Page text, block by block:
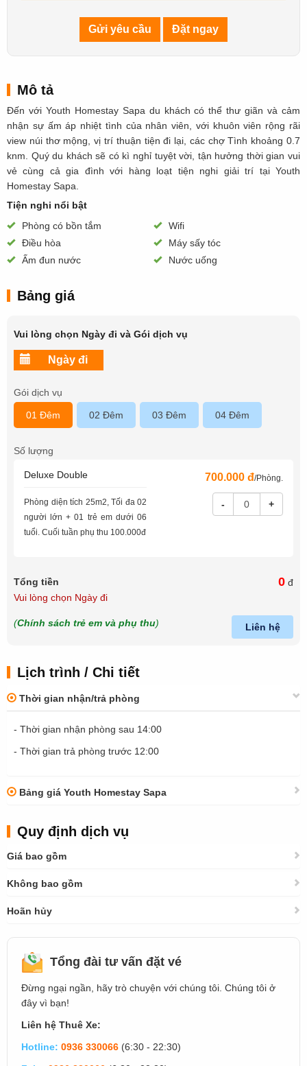
Gửi yêu cầu Đặt ngay
Mô tả
Đến với Youth Homestay Sapa du khách có thể thư giãn và cảm
nhận sự ấm áp nhiệt tình của nhân viên, với khuôn viên rộng rãi
view núi thơ mộng, vị trí thuận tiện đi lại, các chợ Tình khoảng 0.7
knm. Quý du khách sẽ có kì nghỉ tuyệt vời, tận hưởng thời gian vui
vẻ cùng cả gia đình với hàng loạt tiện nghi giải trí tại Youth
Homestay Sapa.
Tiện nghi nổi bật
Phòng có bồn tắm
Wifi
Điều hòa
Máy sấy tóc
Ấm đun nước
Nước uống
Bảng giá
Vui lòng chọn Ngày đi và Gói dịch vụ
Gói dịch vụ
01 Đêm 02 Đêm 03 Đêm 04 Đêm
Số lượng
Deluxe Double
Phòng diện tích 25m2, Tối đa 02
người lớn + 01 trẻ em dưới 06
tuổi. Cuối tuần phụ thu 100.000đ
700.000 đ/Phòng.
- +
Tổng tiền 0 đ
Vui lòng chọn Ngày đi
(Chính sách trẻ em và phụ thu) Liên hệ
Lịch trình / Chi tiết
Thời gian nhận/trả phòng
- Thời gian nhận phòng sau 14:00
- Thời gian trả phòng trước 12:00
Bảng giá Youth Homestay Sapa
Quy định dịch vụ
Giá bao gồm
Không bao gồm
Hoãn hủy
Tổng đài tư vấn đặt vé
Đừng ngại ngần, hãy trò chuyện với chúng tôi. Chúng tôi ở
đây vì bạn!
Liên hệ Thuê Xe:
Hotline: 0936 330066 (6:30 - 22:30)